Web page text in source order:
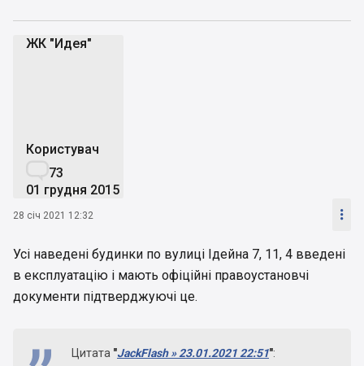
ЖК "Идея"
Користувач
73
01 грудня 2015
28 січ 2021 12:32 
Усі наведені будинки по вулиці Ідейна 7, 11, 4 введені
в експлуатацію і мають офіційні правоустановчі
документи підтверджуючі це.
Цитата "JackFlash » 23.01.2021 22:51":